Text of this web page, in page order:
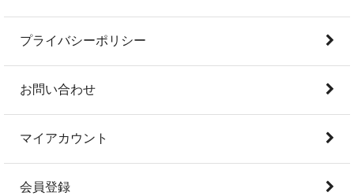
プライバシーポリシー
お問い合わせ
マイアカウント
会員登録